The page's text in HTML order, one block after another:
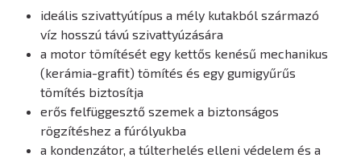
ideális szivattyútípus a mély kutakból származó
víz hosszú távú szivattyúzására
a motor tömítését egy kettős kenésű mechanikus
(kerámia-grafit) tömítés és egy gumigyűrűs
tömítés biztosítja
erős felfüggesztő szemek a biztonságos
rögzítéshez a fúrólyukba
a kondenzátor, a túlterhelés elleni védelem és a